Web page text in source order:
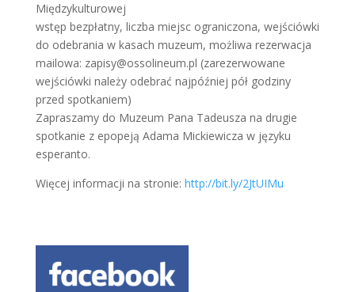
Międzykulturowej
wstęp bezpłatny, liczba miejsc ograniczona, wejściówki
do odebrania w kasach muzeum, możliwa rezerwacja
mailowa: zapisy@ossolineum.pl (zarezerwowane
wejściówki należy odebrać najpóźniej pół godziny
przed spotkaniem)
Zapraszamy do Muzeum Pana Tadeusza na drugie
spotkanie z epopeją Adama Mickiewicza w języku
esperanto.
Więcej informacji na stronie: http://bit.ly/2JtUIMu